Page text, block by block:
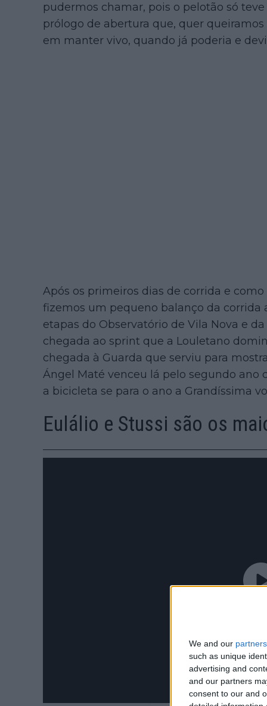
We and our partners
such as unique
advertising and
and our partners
consent to our and
pudermos chamar, pois o pelotão só
prólogo de abertura que, quer
em manter vivo, quando já poderia e
Após os primeiros dias de corrida e
fizemos um pequeno balanço da corrida
etapas do Observatório de Vila Nova e
chegada ao sprint que a Louletano
chegada à Guarda que serviu para
Ángel Maté venceu lá pelo segundo
a bicicleta se para o ano a Grandíssima
Eulálio e Stussi são os